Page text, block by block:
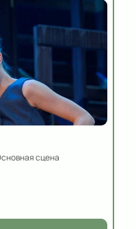
сцена